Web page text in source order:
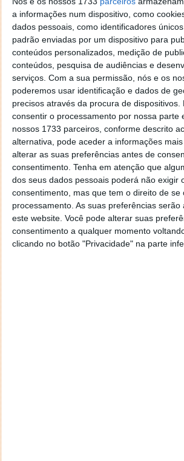
a informações num dispositivo, como
dados pessoais, como identificadores
padrão enviadas por um dispositivo para
conteúdos personalizados, medição de
conteúdos, pesquisa de audiências e
serviços. Com a sua permissão, nós e os
poderemos usar identificação e dados de
precisos através da procura de dispositivos.
consentir o processamento por nossa parte
nossos 1733 parceiros, conforme descrito
alternativa, pode aceder a informações
alterar as suas preferências antes de
consentimento. Tenha em atenção que
dos seus dados pessoais poderá não exigir
consentimento, mas que tem o direito de se
processamento. As suas preferências serão
este website. Você pode alterar suas
consentimento a qualquer momento
clicando no botão "Privacidade" na parte
multa de $22.329 por dia, até um
$111.642.265.
Recentemente, um cliente morreu
Tesla resultado de um incêndio